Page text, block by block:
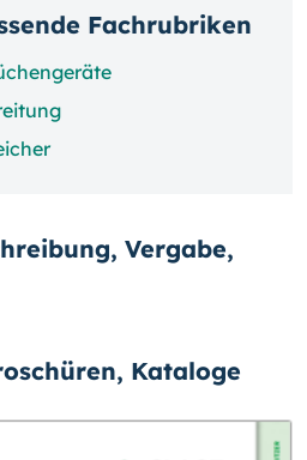
Fachrubriken
Vergabe,
Kataloge